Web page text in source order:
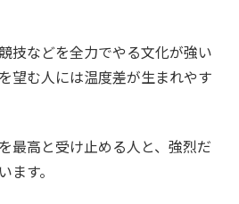
技などを全力でやる文化が強い
望む人には温度差が生まれやす
最高と受け止める人と、強烈だ
ます。